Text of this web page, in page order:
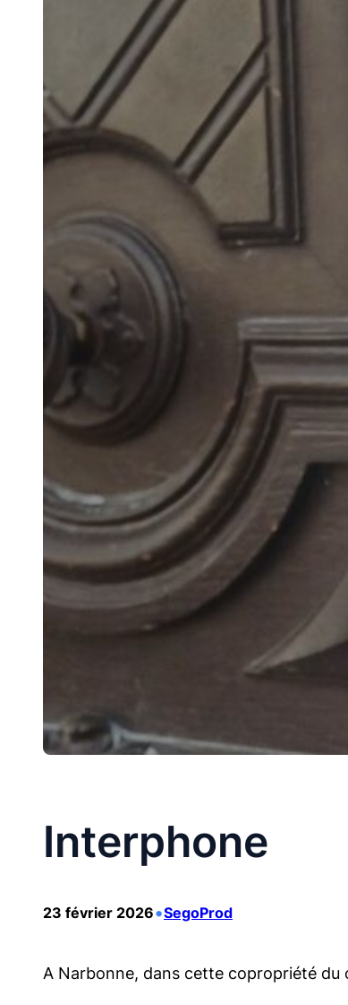
Interphone
23 février 2026•SegoProd
A Narbonne, dans cette copropriété du